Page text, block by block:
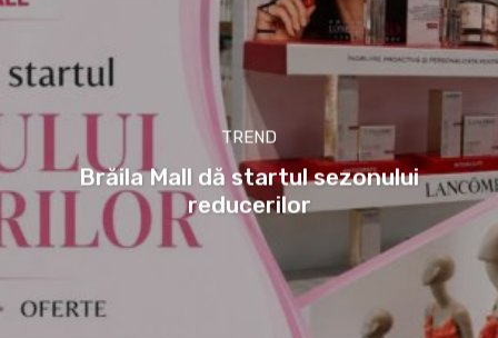
TREND
Brăila Mall dă startul sezonului
reducerilor